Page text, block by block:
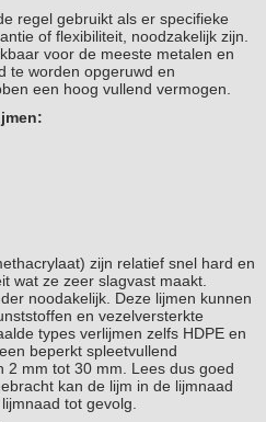
regel gebruikt als er specifieke
of flexibiliteit, noodzakelijk zijn.
voor de meeste metalen en
te worden opgeruwd en
een hoog vullend vermogen.
zijn relatief snel hard en
wat ze zeer slagvast maakt.
noodakelijk. Deze lijmen kunnen
en vezelversterkte
types verlijmen zelfs HDPE en
beperkt spleetvullend
2 mm tot 30 mm. Lees dus goed
kan de lijm in de lijmnaad
tot gevolg.